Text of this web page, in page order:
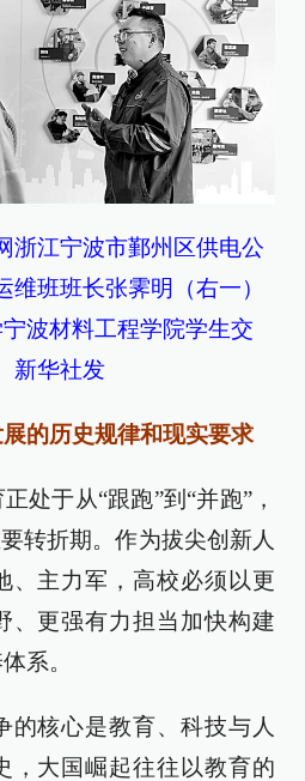
浙江宁波市鄞州区供电公
班班长张霁明（右一）
波材料工程学院学生交
新华社发
的历史规律和现实要求
处于从“跟跑”到“并跑”，
转折期。作为拔尖创新人
、主力军，高校必须以更
、更强有力担当加快构建
系。
的核心是教育、科技与人
，大国崛起往往以教育的